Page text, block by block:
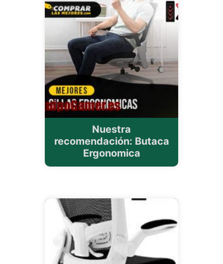
Nuestra
recomendación: Butaca
Ergonomica